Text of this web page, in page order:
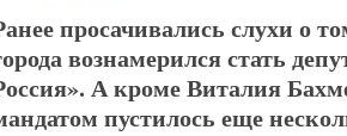
просачивались слухи о
вознамерился стать
А кроме Виталия
пустилось еще